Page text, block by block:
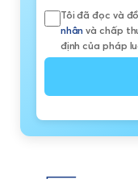
Tôi đã đọc và
nhân và chấp
định của pháp